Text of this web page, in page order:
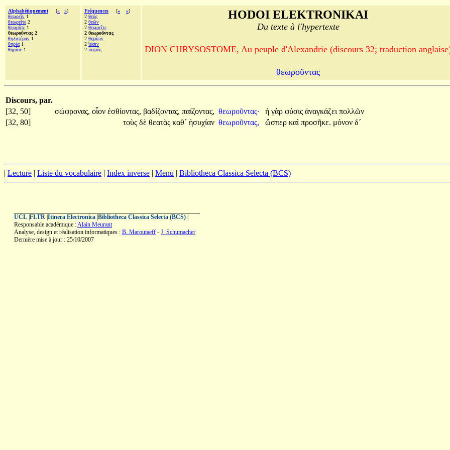
Alphabétiquement [« »]
θεωρεῖν 1
θεωρεῖτε 2
θεωρῆτε 1
θεωροῦντας 2
θηλυτέραν 1
θηρία 1
θηρίον 1
Fréquences [« »]
2 θεός
2 θεῶν
2 θεωρεῖτε
2 θεωροῦντας
2 θηρίων
2 ἴασιν
2 ἰατρὸς
HODOI ELEKTRONIKAI
Du texte à l'hypertexte
DION CHRYSOSTOME, Au peuple d'Alexandrie (discours 32; traduction
θεωροῦντας
Discours, par.
[32, 50]
σώφρονας, οἷον ἐσθίοντας, βαδίζοντας, παίζοντας, θεωροῦντας· ἡ γὰρ φύσις ἀναγκάζει πολλῶν
[32, 80]
τοὺς δὲ θεατὰς καθ´ ἡσυχίαν θεωροῦντας, ὥσπερ καὶ προσῆκε. μόνον δ´
| Lecture | Liste du vocabulaire | Index inverse | Menu | Bibliotheca Classica Selecta (BCS)
UCL FLTR Itinera Electronica Bibliotheca Classica Selecta (BCS)
Responsable académique :Alain Meurant
Analyse, design et réalisation informatiques : B. Maroutaeff - J. Schumacher
Dernière mise à jour : 25/10/2007